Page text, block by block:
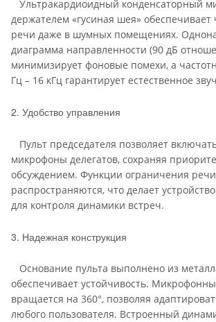
Ультракардиоидный конденсаторный
держателем «гусиная шея»
речи даже в шумных помещениях.
диаграмма направленности (90 дБ
минимизирует фоновые помехи, а
Гц – 16 кГц гарантирует естественное
2. Удобство управления
Пульт председателя позволяет
микрофоны делегатов, сохраняя
обсуждением. Функции ограничения
распространяются, что делает
для контроля динамики встреч.
3. Надежная конструкция
Основание пульта выполнено из
обеспечивает устойчивость.
вращается на 360°, позволяя
любого пользователя. Встроенный